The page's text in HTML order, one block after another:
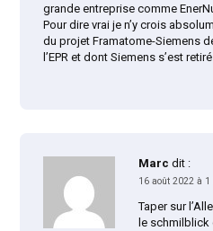
grande entreprise comme
Pour dire vrai je n’y crois
du projet Framatome-Siemens
l’EPR et dont Siemens s’est
Marc dit :
16 août 2022 à
Taper sur
le schmilblick